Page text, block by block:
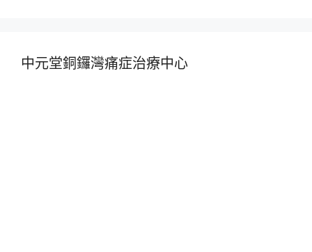
中元堂銅鑼灣痛症治療中心